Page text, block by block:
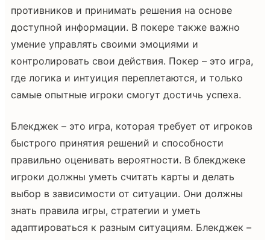
противников и принимать решения на основе
доступной информации. В покере также важно
умение управлять своими эмоциями и
контролировать свои действия. Покер – это игра,
где логика и интуиция переплетаются, и только
самые опытные игроки смогут достичь успеха.
Блекджек – это игра, которая требует от игроков
быстрого принятия решений и способности
правильно оценивать вероятности. В блекджеке
игроки должны уметь считать карты и делать
выбор в зависимости от ситуации. Они должны
знать правила игры, стратегии и уметь
адаптироваться к разным ситуациям. Блекджек –